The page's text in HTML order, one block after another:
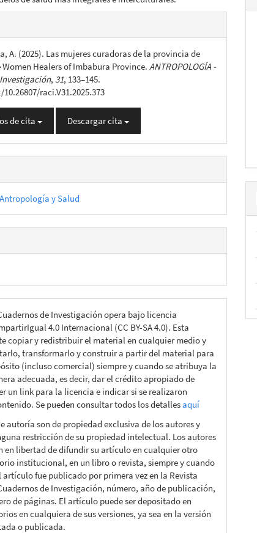
A. (2025). Las mujeres curadoras de la provincia de
Healers of Imbabura Province.ANTROPOLOGÍA -
, 31, 133–145.
raci.V31.2025.373
de cita Descargar cita
y Salud
de Investigación opera bajo licencia
4.0 Internacional (CC BY-SA 4.0). Esta
copiar y redistribuir el material en cualquier medio y
transformarlo y construir a partir del material para
(incluso comercial) siempre y cuando se atribuya la
adecuada, es decir, dar el crédito apropiado de
un link para la licencia e indicar si se realizaron
Se pueden consultar todos los detallesaquí
autoría son de propiedad exclusiva de los autores y
restricción de su propiedad intelectual. Los autores
en libertad de difundir su artículo en cualquier otro
institucional, en un libro o revista, siempre y cuando
artículo fue publicado por primera vez en la Revista
de Investigación, número, año de publicación,
de páginas. El artículo puede ser depositado en
en cualquiera de sus versiones, ya sea en la versión
o publicada.